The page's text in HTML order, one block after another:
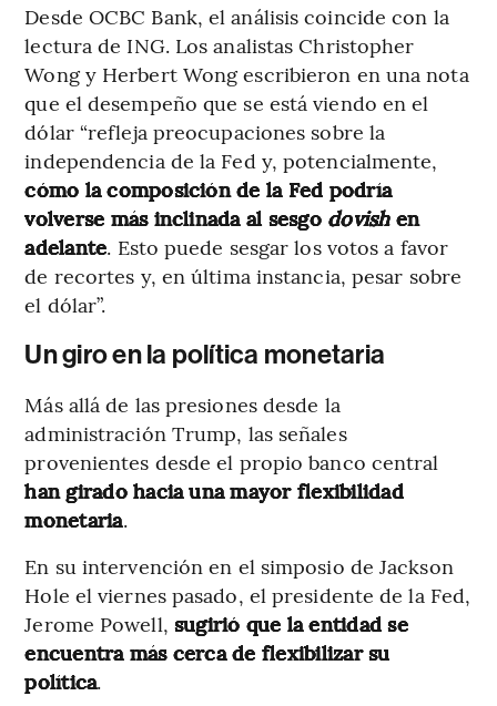
Desde OCBC Bank, el análisis coincide con la
lectura de ING. Los analistas Christopher
Wong y Herbert Wong escribieron en una nota
que el desempeño que se está viendo en el
dólar “refleja preocupaciones sobre la
independencia de la Fed y, potencialmente,
cómo la composición de la Fed podría
volverse más inclinada al sesgo dovishen
adelante. Esto puede sesgar los votos a favor
de recortes y, en última instancia, pesar sobre
el dólar”.
Un giro en la política monetaria
Más allá de las presiones desde la
administración Trump, las señales
provenientes desde el propio banco central
han girado hacia una mayor flexibilidad
monetaria.
En su intervención en el simposio de Jackson
Hole el viernes pasado, el presidente de la Fed,
Jerome Powell, sugirió que la entidad se
encuentra más cerca de flexibilizar su
política.